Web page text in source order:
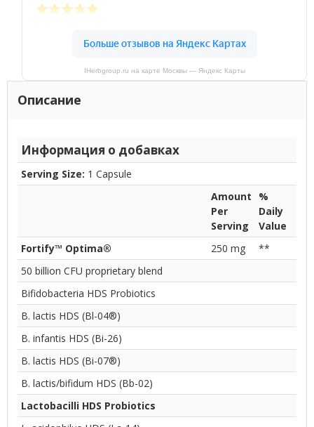
IHerbgroup.ru на карте Москвы — Яндекс Карты
Описание
Информация о добавках
Serving Size: 1 Capsule
Amount
Per
Serving
%
Daily
Value
Fortify™ Optima®
250 mg
**
50 billion CFU proprietary blend
Bifidobacteria HDS Probiotics
B. lactis HDS (Bl-04®)
B. infantis HDS (Bi-26)
B. lactis HDS (Bi-07®)
B. lactis/bifidum HDS (Bb-02)
Lactobacilli HDS Probiotics